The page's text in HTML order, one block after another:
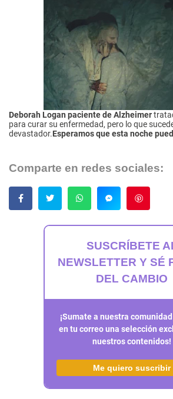
Deborah Logan paciente de Alzheimer
para curar su enfermedad, pero lo que
devastador.Esperamos que esta noche
Comparte en redes sociales:
SUSCRÍBETE
NEWSLETTER Y SÉ
DEL CAMBIO
¡Sumate a nuestra
en tu correo una selección
nuestros contenidos!
Me quiero suscribir